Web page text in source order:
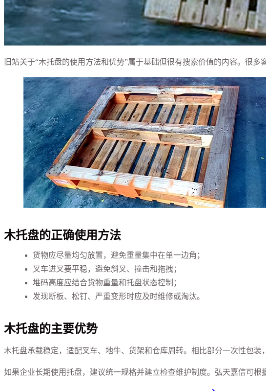
旧站关于“木托盘的使用方法和优势”属于基础但很有搜索价值的内容。很
木托盘的正确使用方法
货物应尽量均匀放置，避免重量集中在单一边角；
叉车进叉要平稳，避免斜叉、撞击和拖拽；
堆码高度应结合货物重量和托盘状态控制；
发现断板、松钉、严重变形时应及时维修或淘汰。
木托盘的主要优势
木托盘承载稳定，适配叉车、地牛、货架和仓库周转。相比部分一次性包装
如果企业长期使用托盘，建议统一规格并建立检查维护制度。弘天嘉信可